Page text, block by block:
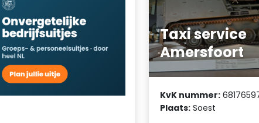
Taxi service
Amersfoort
KvK nummer:
Plaats: Soest